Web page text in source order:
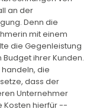
an der
Denn die
mit einem
die Gegenleistung
ihrer Kunden.
die
dass der
Unternehmer
Kosten hierfür --